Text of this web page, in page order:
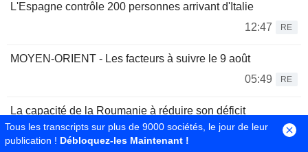
L'Espagne contrôle 200 personnes arrivant d'Italie
12:47
RE
MOYEN-ORIENT - Les facteurs à suivre le 9 août
05:49
RE
La capacité de la Roumanie à réduire son déficit
budgétaire d'ici 2027 est cruciale pour sa notation, selon
Moody's
Tous les transcripts sur plus de 9000 sociétés, le jour de leur
publication ! Débloquez-les Maintenant !